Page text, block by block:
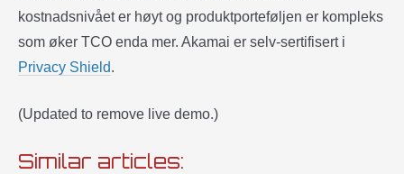
kostnadsnivået er høyt og produktporteføljen er kompleks
som øker TCO enda mer. Akamai er selv-sertifisert i
Privacy Shield.
(Updated to remove live demo.)
Similar articles: